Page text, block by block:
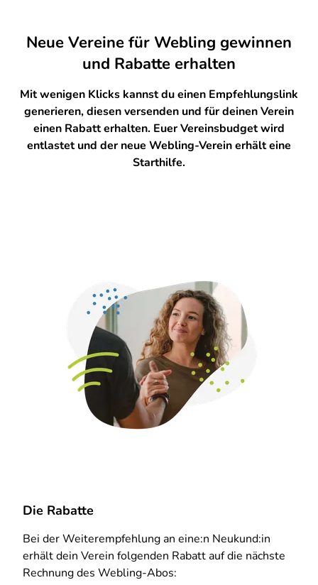
Neue Vereine für Webling gewinnen
und Rabatte erhalten
Mit wenigen Klicks kannst du einen Empfehlungslink
generieren, diesen versenden und für deinen Verein
einen Rabatt erhalten. Euer Vereinsbudget wird
entlastet und der neue Webling-Verein erhält eine
Starthilfe.
Die Rabatte
Bei der Weiterempfehlung an eine:n Neukund:in
erhält dein Verein folgenden Rabatt auf die nächste
Rechnung des Webling-Abos: